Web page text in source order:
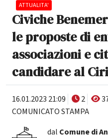
ATTUALITA'
Civiche
le proposte di
associazioni e
candidare al
16.01.2023 21:09 2
COMUNICATO STAMPA
dal Comune di